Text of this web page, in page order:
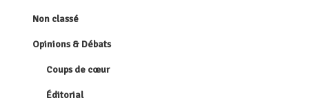
Non classé
Opinions & Débats
Coups de cœur
Éditorial